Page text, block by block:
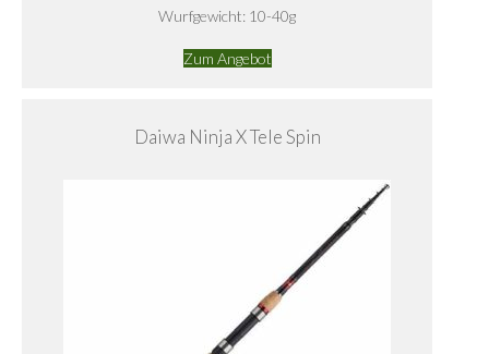
Wurfgewicht: 10-40g
Zum Angebot
Daiwa Ninja X Tele Spin